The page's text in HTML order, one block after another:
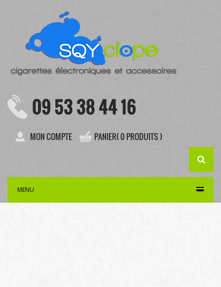
09 53 38 44 16
MON COMPTE PANIER( 0 PRODUITS )
MENU